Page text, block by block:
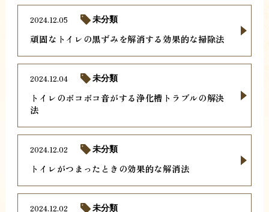
頑固なトイレの黒ずみを解消する効果的な掃除法
2024.12.05 未分類
トイレのボコボコ音がする浄化槽トラブルの解決
法
2024.12.04 未分類
トイレがつまったときの効果的な解消法
2024.12.02 未分類
2024.12.02 未分類